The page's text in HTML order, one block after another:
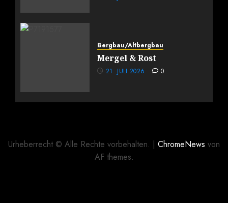
Bergbau/Altbergbau
Mergel & Rost
21. JULI 2026 0
Urheberrecht © Alle Rechte vorbehalten. | ChromeNews von
AF themes.